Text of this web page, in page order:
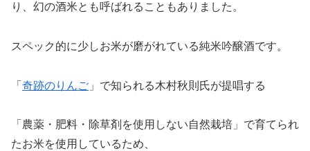
り、幻の酒米とも呼ばれることもありました。
スペック的に少しお米が磨がれている純米吟醸酒です。
「 奇跡のりんご 」で知られる木村秋則氏が提唱する
「農薬・肥料・除草剤を使用しない自然栽培」で育てられ
たお米を使用しているため、